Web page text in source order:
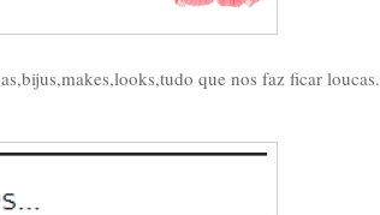
que nos faz ficar loucas.